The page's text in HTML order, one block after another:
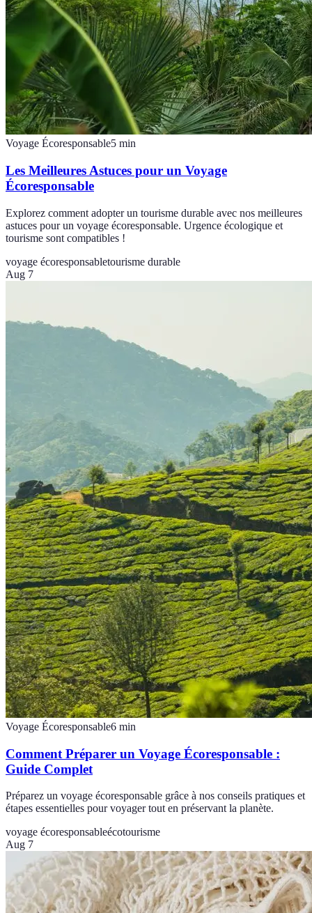
Voyage Écoresponsable5 min
Les Meilleures Astuces pour un Voyage
Écoresponsable
Explorez comment adopter un tourisme durable avec nos meilleures
astuces pour un voyage écoresponsable. Urgence écologique et
tourisme sont compatibles !
voyage écoresponsabletourisme durable
Aug 7
Voyage Écoresponsable6 min
Comment Préparer un Voyage Écoresponsable :
Guide Complet
Préparez un voyage écoresponsable grâce à nos conseils pratiques et
étapes essentielles pour voyager tout en préservant la planète.
voyage écoresponsableécotourisme
Aug 7